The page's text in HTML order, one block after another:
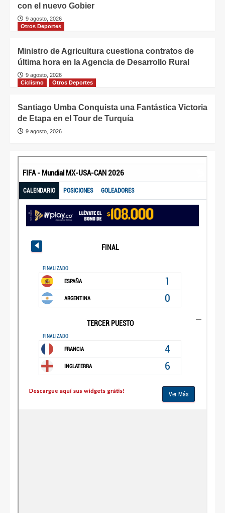
con el nuevo Gobier
9 agosto, 2026
Otros Deportes
Ministro de Agricultura cuestiona contratos de
última hora en la Agencia de Desarrollo Rural
9 agosto, 2026
Ciclismo
Otros Deportes
Santiago Umba Conquista una Fantástica Victoria
de Etapa en el Tour de Turquía
9 agosto, 2026